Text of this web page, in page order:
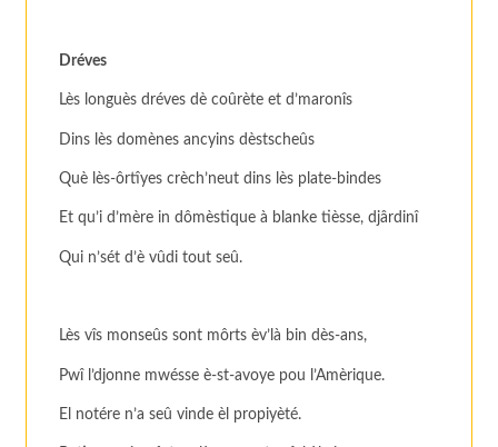
Dréves
Lès longuès dréves dè coûrète et d’maronîs
Dins lès domènes ancyins dèstscheûs
Què lès-ôrtîyes crèch’neut dins lès plate-bindes
Et qu’i d’mère in dômèstique à blanke tièsse, djârdinî
Qui n’sét d’è vûdi tout seû.
Lès vîs monseûs sont môrts èv’là bin dès-ans,
Pwî l’djonne mwésse è-st-avoye pou l’Amèrique.
El notére n’a seû vinde èl propiyèté.